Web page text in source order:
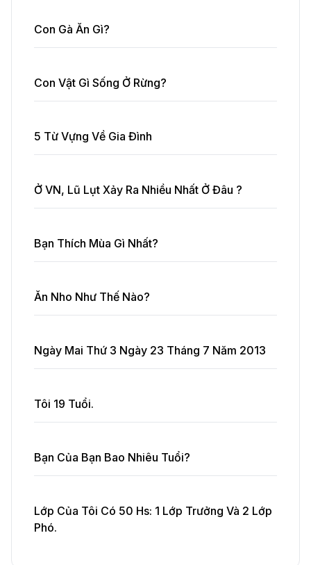
Con Gà Ăn Gì?
Con Vật Gì Sống Ở Rừng?
5 Từ Vựng Về Gia Đình
Ở VN, Lũ Lụt Xảy Ra Nhiều Nhất Ở Đâu ?
Bạn Thích Mùa Gì Nhất?
Ăn Nho Như Thế Nào?
Ngày Mai Thứ 3 Ngày 23 Tháng 7 Năm 2013
Tôi 19 Tuổi.
Bạn Của Bạn Bao Nhiêu Tuổi?
Lớp Của Tôi Có 50 Hs: 1 Lớp Trưởng Và 2 Lớp
Phó.